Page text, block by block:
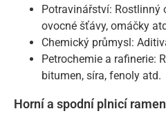
Potravinářství: Rostlinný
ovocné šťávy, omáčky
Chemický průmysl:
Petrochemie a rafinerie:
bitumen, síra, fenoly atd.
Horní a spodní plnicí